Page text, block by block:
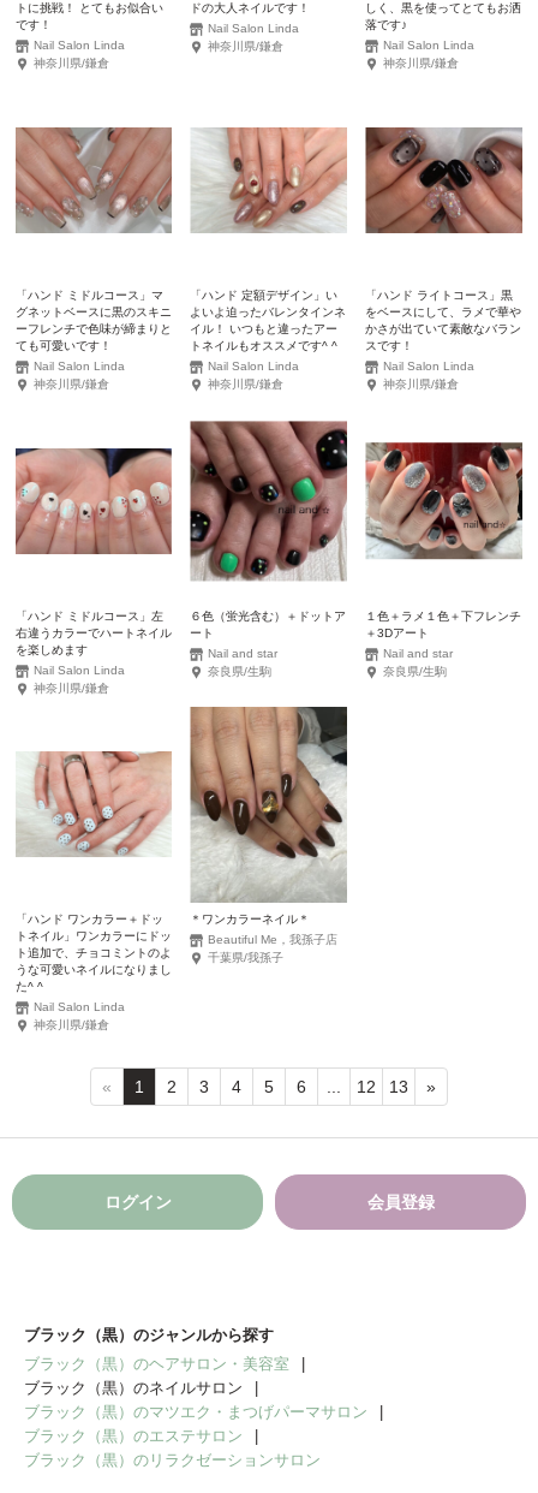
トに挑戦！ とてもお似合い
です！
Nail Salon Linda
神奈川県/鎌倉
ドの大人ネイルです！
Nail Salon Linda
神奈川県/鎌倉
しく、黒を使ってとてもお洒
落です♪
Nail Salon Linda
神奈川県/鎌倉
「ハンド ミドルコース」マ
グネットベースに黒のスキニ
ーフレンチで色味が締まりと
ても可愛いです！
Nail Salon Linda
神奈川県/鎌倉
「ハンド 定額デザイン」い
よいよ迫ったバレンタインネ
イル！ いつもと違ったアー
トネイルもオススメです^ ^
Nail Salon Linda
神奈川県/鎌倉
「ハンド ライトコース」黒
をベースにして、ラメで華や
かさが出ていて素敵なバラン
スです！
Nail Salon Linda
神奈川県/鎌倉
「ハンド ミドルコース」左
右違うカラーでハートネイル
を楽しめます
Nail Salon Linda
神奈川県/鎌倉
６色（蛍光含む）＋ドットア
ート
Nail and star
奈良県/生駒
１色＋ラメ１色＋下フレンチ
＋3Dアート
Nail and star
奈良県/生駒
「ハンド ワンカラー＋ドッ
トネイル」ワンカラーにドッ
ト追加で、チョコミントのよ
うな可愛いネイルになりまし
た^ ^
Nail Salon Linda
神奈川県/鎌倉
＊ワンカラーネイル＊
Beautiful Me，我孫子店
千葉県/我孫子
« 1 2 3 4 5 6 ... 12 13 »
ログイン 会員登録
ブラック（黒）のジャンルから探す
ブラック（黒）のヘアサロン・美容室
ブラック（黒）のネイルサロン
ブラック（黒）のマツエク・まつげパーマサロン
ブラック（黒）のエステサロン
ブラック（黒）のリラクゼーションサロン